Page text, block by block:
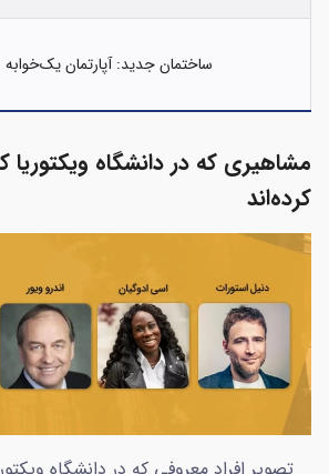
ساختمان جدید: آپارتمان یک‌خوابه
مشاهیری که در دانشگاه ویکتوریا
کرده‌اند